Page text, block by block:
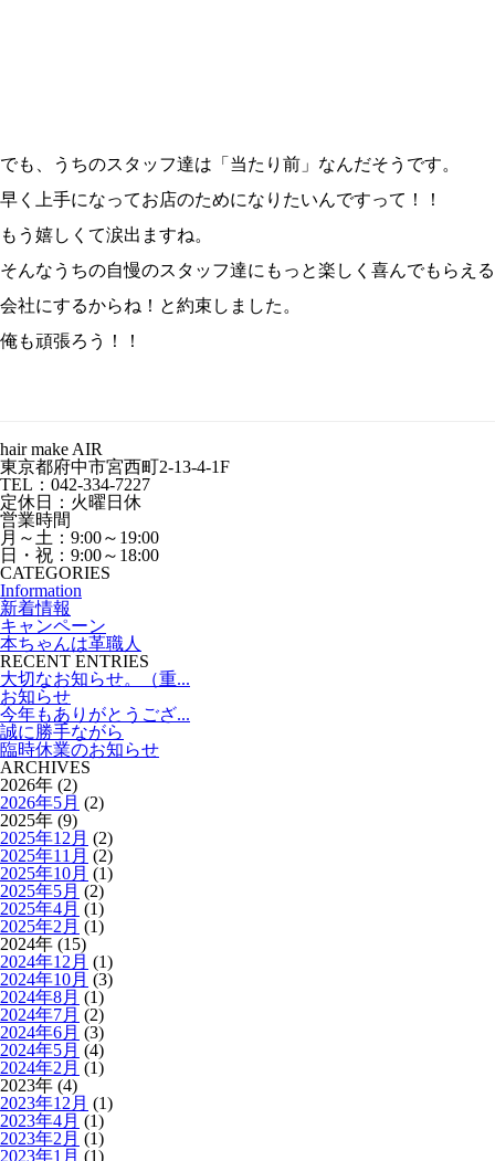
でも、うちのスタッフ達は「当たり前」なんだそうです。
早く上手になってお店のためになりたいんですって！！
もう嬉しくて涙出ますね。
そんなうちの自慢のスタッフ達にもっと楽しく喜んでもらえる
会社にするからね！と約束しました。
俺も頑張ろう！！
hair make AIR
東京都府中市宮西町2-13-4-1F
TEL：042-334-7227
定休日：火曜日休
営業時間
月～土：9:00～19:00
日・祝：9:00～18:00
CATEGORIES
Information
新着情報
キャンペーン
本ちゃんは革職人
RECENT ENTRIES
大切なお知らせ。（重...
お知らせ
今年もありがとうござ...
誠に勝手ながら
臨時休業のお知らせ
ARCHIVES
2026年 (2)
2026年5月 (2)
2025年 (9)
2025年12月 (2)
2025年11月 (2)
2025年10月 (1)
2025年5月 (2)
2025年4月 (1)
2025年2月 (1)
2024年 (15)
2024年12月 (1)
2024年10月 (3)
2024年8月 (1)
2024年7月 (2)
2024年6月 (3)
2024年5月 (4)
2024年2月 (1)
2023年 (4)
2023年12月 (1)
2023年4月 (1)
2023年2月 (1)
2023年1月 (1)